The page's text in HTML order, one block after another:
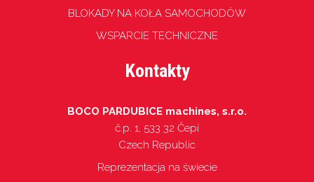
BLOKADY NA KOŁA SAMOCHODÓW
WSPARCIE TECHNICZNE
Kontakty
BOCO PARDUBICE machines, s.r.o.
č.p. 1, 533 32 Čepí
Czech Republic
Reprezentacja na świecie